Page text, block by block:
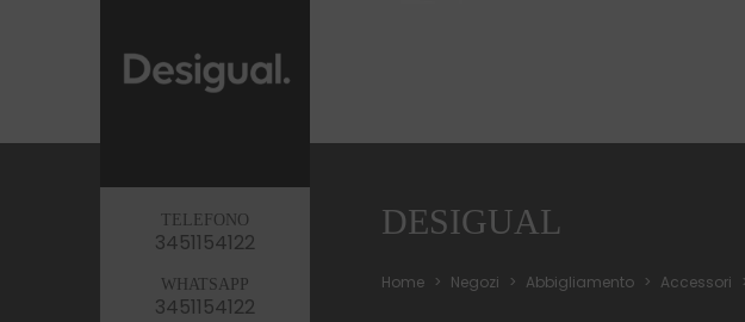
TELEFONO
3451154122
WHATSAPP
3451154122
DESIGUAL
Home Negozi Abbigliamento Accessori